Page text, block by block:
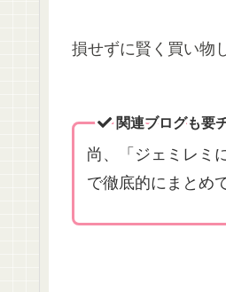
損せずに賢く買い物
関連ブログも要
尚、「ジェミレミ
で徹底的にまとめ